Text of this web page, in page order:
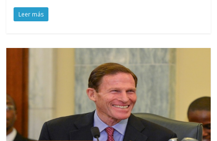
Leer más